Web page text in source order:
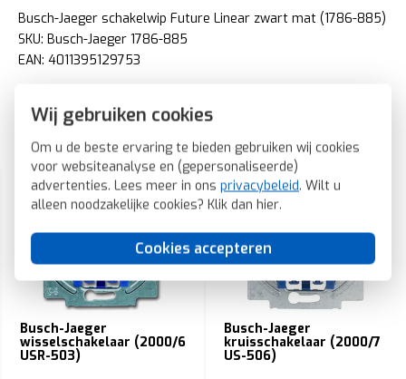
Wij gebruiken cookies
Om u de beste ervaring te bieden gebruiken wij cookies
voor websiteanalyse en (gepersonaliseerde)
advertenties. Lees meer in ons privacybeleid. Wilt u
alleen noodzakelijke cookies? Klik dan hier.
Cookies accepteren
Busch-Jaeger schakelwip Future Linear zwart mat (1786-885)
SKU: Busch-Jaeger 1786-885
EAN: 4011395129753
Gerelateerde producten
Busch-Jaeger
wisselschakelaar (2000/6
USR-503)
Busch-Jaeger
kruisschakelaar (2000/7
US-506)